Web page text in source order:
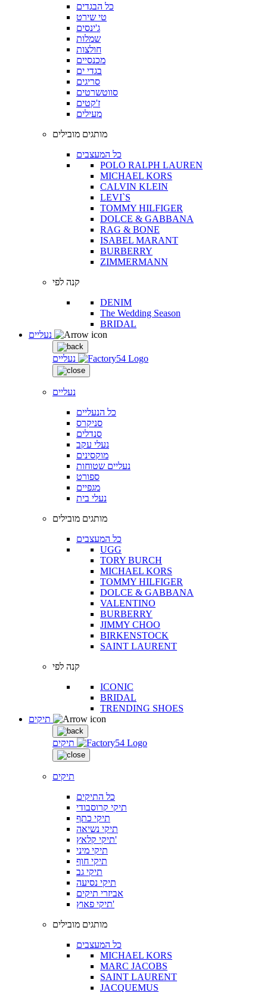
כל הבגדים
טי שירט
ג'ינסים
שמלות
חולצות
מכנסיים
בגדי ים
סריגים
סווטשרטים
ז'קטים
מעילים
מותגים מובילים
כל המעצבים
POLO RALPH LAUREN
MICHAEL KORS
CALVIN KLEIN
LEVI`S
TOMMY HILFIGER
DOLCE & GABBANA
RAG & BONE
ISABEL MARANT
BURBERRY
ZIMMERMANN
קנה לפי
DENIM
The Wedding Season
BRIDAL
נעליים
נעליים
כל הנעליים
סניקרס
סנדלים
נעלי עקב
מוקסינים
נעליים שטוחות
ספורט
מגפיים
נעלי בית
מותגים מובילים
כל המעצבים
UGG
TORY BURCH
MICHAEL KORS
TOMMY HILFIGER
DOLCE & GABBANA
VALENTINO
BURBERRY
JIMMY CHOO
BIRKENSTOCK
SAINT LAURENT
קנה לפי
ICONIC
BRIDAL
TRENDING SHOES
תיקים
תיקים
כל התיקים
תיקי קרוסבודי
תיקי כתף
תיקי נשיאה
תיקי קלאץ'
תיקי מיני
תיקי חוף
תיקי גב
תיקי נסיעה
אביזרי תיקים
תיקי פאוץ'
מותגים מובילים
כל המעצבים
MICHAEL KORS
MARC JACOBS
SAINT LAURENT
JACQUEMUS